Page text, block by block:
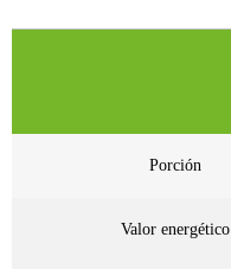
Porción
Valor energético